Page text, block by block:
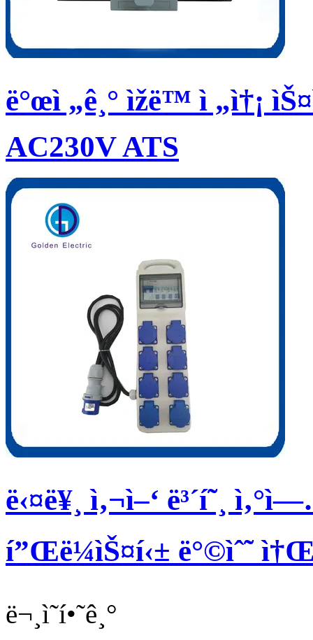
ë°œì „ê¸° ìžë™ ì „ì†¡
AC230V ATS
ë‹¤ë¥¸ ì‚¬ì–‘ ë³´í˜¸
í”Œë¼ìŠ¤í‹± ë°©ìˆ˜
ë¬¸ì˜í•˜ê¸°